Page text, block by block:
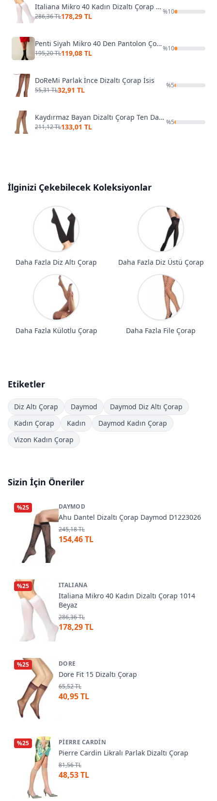
Italiana Mikro 40 Kadın Dizaltı Çorap 1014 Beyaz
286,36 TL178,29 TL
%10
Penti Siyah Mikro 40 Den Pantolon Çorabı
195,20 TL119,08 TL
%10
DoReMi Parlak İnce Dizaltı Çorap İsis
55,31 TL32,91 TL
%5
Kaydırmaz Bayan Dizaltı Çorap Ten Daymod D1212017
211,12 TL133,01 TL
%5
İlginizi Çekebilecek Koleksiyonlar
Daha Fazla Diz Altı Çorap Daha Fazla Diz Üstü Çorap
Daha Fazla Külotlu Çorap Daha Fazla File Çorap
Etiketler
Diz Altı Çorap Daymod
Daymod Diz Altı Çorap
Kadın Çorap
Kadın
Daymod Kadın Çorap
Vizon Kadın Çorap
Sizin İçin Öneriler
%25 DAYMOD
Ahu Dantel Dizaltı Çorap Daymod D1223026
245,18 TL
154,46 TL
%25 ITALIANA
Italiana Mikro 40 Kadın Dizaltı Çorap 1014
Beyaz
286,36 TL
178,29 TL
%25 DORE
Dore Fit 15 Dizaltı Çorap
65,52 TL
40,95 TL
%25 PIERRE CARDIN
Pierre Cardin Likralı Parlak Dizaltı Çorap
81,56 TL
48,53 TL